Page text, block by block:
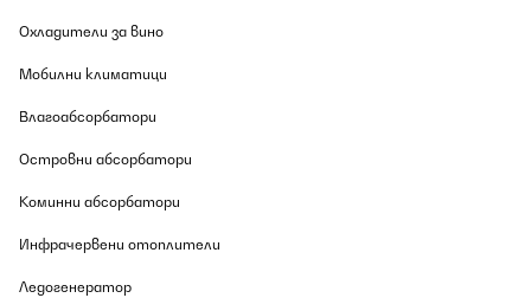
Охладители за вино
Мобилни климатици
Влагоабсорбатори
Островни абсорбатори
Коминни абсорбатори
Инфрачервени отоплители
Ледогенератор